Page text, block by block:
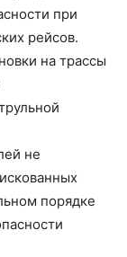
при
рейсов.
на трассы
не
порядке